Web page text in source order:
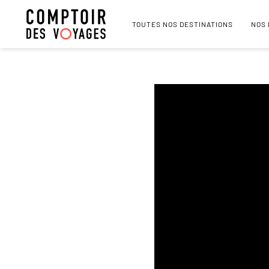
TOUTES NOS DESTINATIONS NOS